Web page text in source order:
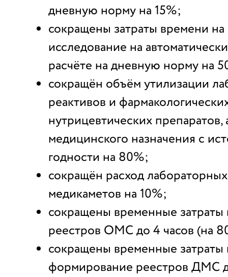
дневную норму на 15%;
сокращены затраты времени
исследование на
расчёте на дневную норму на
сокращён объём утилизации
реактивов и
нутрицевтических препаратов,
медицинского назначения с
годности на 80%;
сокращён расход
медикаметов на 10%;
сокращены временные затраты
реестров ОМС до 4 часов (на
сокращены временные затраты
формирование реестров ДМС